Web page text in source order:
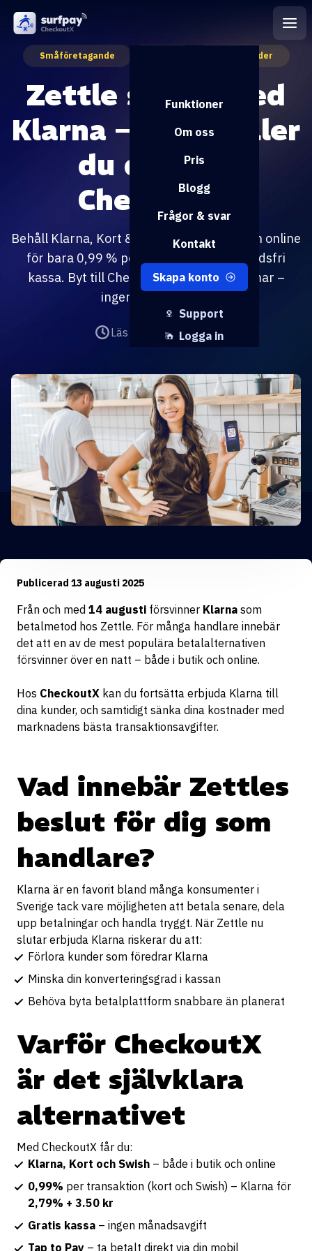
Support
Logga in
Funktioner
Om oss
Pris
Blogg
Frågor & svar
Kontakt
Skapa konto
Småföretagande Betalmetoder
Zettle slutar med
Klarna – så behåller
du det hos
CheckoutX
Behåll Klarna, Kort & Swish både i butik och online
för bara 0,99 % per transaktion. Kostnadsfri
kassa. Byt till CheckoutX på ett par timmar –
ingen bindningstid.
Läs det på2 minuter
Publicerad 13 augusti 2025
Från och med 14 augusti försvinner Klarna som
betalmetod hos Zettle. För många handlare innebär
det att en av de mest populära betalalternativen
försvinner över en natt – både i butik och online.
Hos CheckoutX kan du fortsätta erbjuda Klarna till
dina kunder, och samtidigt sänka dina kostnader med
marknadens bästa transaktionsavgifter.
Vad innebär Zettles
beslut för dig som
handlare?
Klarna är en favorit bland många konsumenter i
Sverige tack vare möjligheten att betala senare, dela
upp betalningar och handla tryggt. När Zettle nu
slutar erbjuda Klarna riskerar du att:
Förlora kunder som föredrar Klarna
Minska din konverteringsgrad i kassan
Behöva byta betalplattform snabbare än planerat
Varför CheckoutX
är det självklara
alternativet
Med CheckoutX får du:
Klarna, Kort och Swish – både i butik och online
0,99% per transaktion (kort och Swish) – Klarna för
2,79% + 3.50 kr
Gratis kassa – ingen månadsavgift
Tap to Pay – ta betalt direkt via din mobil